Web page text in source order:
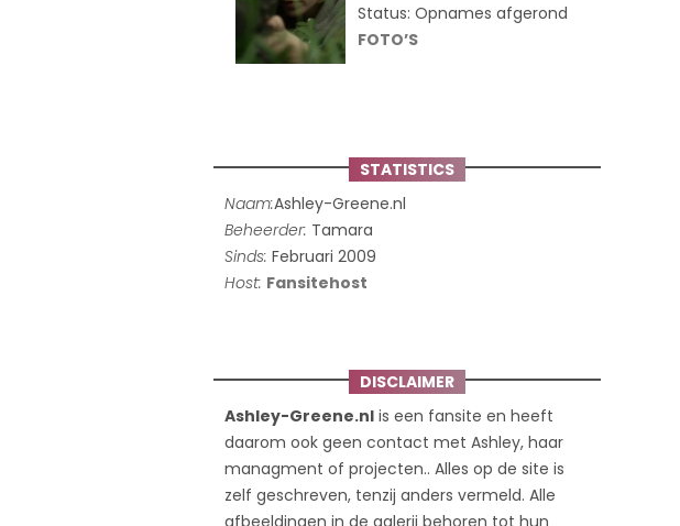
Status: Opnames afgerond
FOTO’S
STATISTICS
Naam:Ashley-Greene.nl
Beheerder: Tamara
Sinds: Februari 2009
Host: Fansitehost
DISCLAIMER
Ashley-Greene.nl is een fansite en heeft
daarom ook geen contact met Ashley, haar
managment of projecten.. Alles op de site is
zelf geschreven, tenzij anders vermeld. Alle
afbeeldingen in de galerij behoren tot hun